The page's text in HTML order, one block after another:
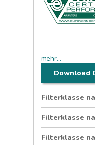
350 mm
8
mehr...
Download
Filterklasse
Filterklasse
Filterklasse